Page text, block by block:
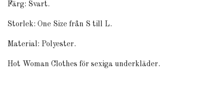
Färg: Svart.
Storlek: One Size från S till L.
Material: Polyester.
Hot Woman Clothes för sexiga underkläder.